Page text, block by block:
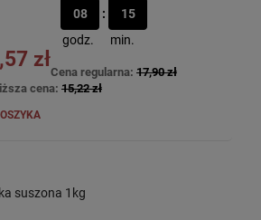
08
godz.
15
min.
zł
Cena regularna: 17,90 zł
cena: 15,22 zł
suszona 1kg